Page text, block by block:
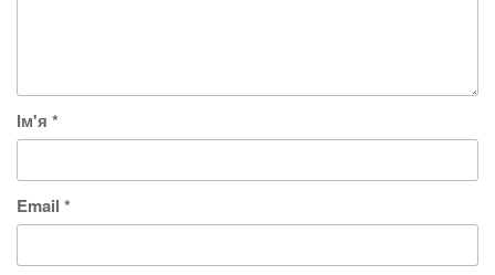
Ім'я *
Email *